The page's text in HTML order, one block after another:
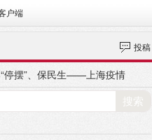
户端
投稿
停摆”、保民生——上海疫情